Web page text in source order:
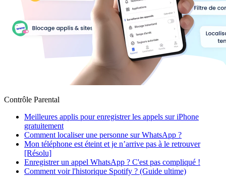
Contrôle Parental
Meilleures applis pour enregistrer les appels sur iPhone
gratuitement
Comment localiser une personne sur WhatsApp ?
Mon téléphone est éteint et je n’arrive pas à le retrouver
[Résolu]
Enregistrer un appel WhatsApp ? C'est pas compliqué !
Comment voir l'historique Spotify ? (Guide ultime)